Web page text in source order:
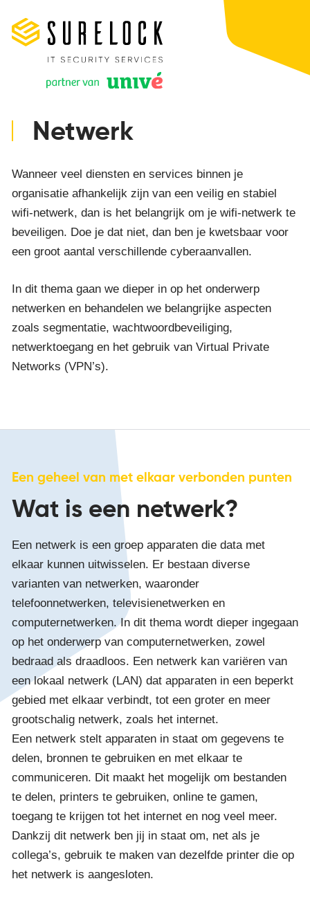
Netwerk
Wanneer veel diensten en services binnen je
organisatie afhankelijk zijn van een veilig en stabiel
wifi-netwerk, dan is het belangrijk om je wifi-netwerk te
beveiligen. Doe je dat niet, dan ben je kwetsbaar voor
een groot aantal verschillende cyberaanvallen.
In dit thema gaan we dieper in op het onderwerp
netwerken en behandelen we belangrijke aspecten
zoals segmentatie, wachtwoordbeveiliging,
netwerktoegang en het gebruik van Virtual Private
Networks (VPN’s).
Een geheel van met elkaar verbonden punten
Wat is een netwerk?
Een netwerk is een groep apparaten die data met
elkaar kunnen uitwisselen. Er bestaan diverse
varianten van netwerken, waaronder
telefoonnetwerken, televisienetwerken en
computernetwerken. In dit thema wordt dieper ingegaan
op het onderwerp van computernetwerken, zowel
bedraad als draadloos. Een netwerk kan variëren van
een lokaal netwerk (LAN) dat apparaten in een beperkt
gebied met elkaar verbindt, tot een groter en meer
grootschalig netwerk, zoals het internet.
Een netwerk stelt apparaten in staat om gegevens te
delen, bronnen te gebruiken en met elkaar te
communiceren. Dit maakt het mogelijk om bestanden
te delen, printers te gebruiken, online te gamen,
toegang te krijgen tot het internet en nog veel meer.
Dankzij dit netwerk ben jij in staat om, net als je
collega’s, gebruik te maken van dezelfde printer die op
het netwerk is aangesloten.